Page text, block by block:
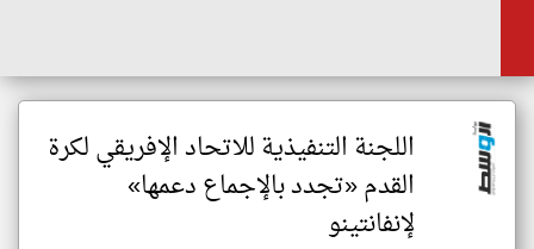
اللجنة التنفيذية للاتحاد الإفريقي لكرة
القدم «تجدد بالإجماع دعمها»
لإنفانتينو